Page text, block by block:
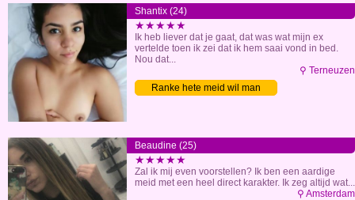
Shantix (24)
★★★★★
Ik heb liever dat je gaat, dat was wat mijn ex
vertelde toen ik zei dat ik hem saai vond in bed.
Nou dat...
⚲ Terneuzen
Ranke hete meid wil man
Beaudine (25)
★★★★★
Zal ik mij even voorstellen? Ik ben een aardige
meid met een heel direct karakter. Ik zeg altijd wat...
⚲ Amsterdam